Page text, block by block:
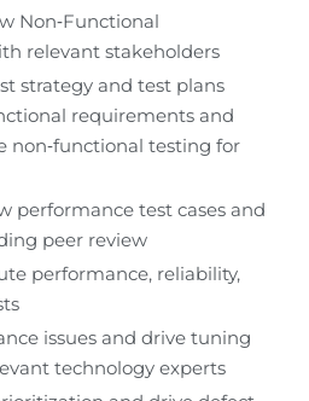
Non‑Functional
relevant stakeholders
strategy and test plans
requirements and
non‑functional testing for
performance test cases and
peer review
performance, reliability,
issues and drive tuning
technology experts